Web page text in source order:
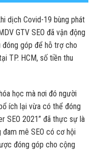
dịch Covid-19 bùng phát
GTV SEO đã vận động
đóng góp để hỗ trợ cho
TP. HCM, số tiền thu
học mà nơi đó người
ích lại vừa có thể đóng
SEO 2021” đã thực sự là
mê SEO có cơ hội
đóng góp cho cộng